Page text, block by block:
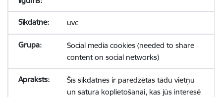
uvc
Social media cookies (needed to share
content on social networks)
Šīs sīkdatnes ir paredzētas tādu vietņu
un satura koplietošanai, kas jūs interesē